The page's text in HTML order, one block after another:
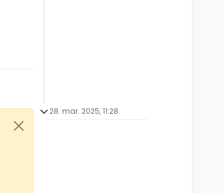
28. mar. 2025, 11:28